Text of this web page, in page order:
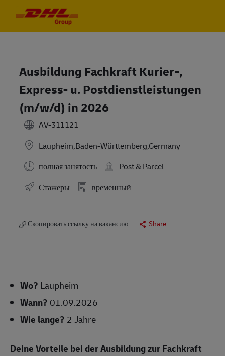
Ausbildung Fachkraft Kurier-,
Express- u. Postdienstleistungen
(m/w/d) in 2026
AV-311121
Laupheim,Baden-Württemberg,Germany
полная занятость
Post & Parcel
Стажеры
временный
Скопировать ссылку на вакансию Share
Wo? Laupheim
Wann? 01.09.2026
Wie lange? 2 Jahre
Deine Vorteile bei der Ausbildung zur Fachkraft